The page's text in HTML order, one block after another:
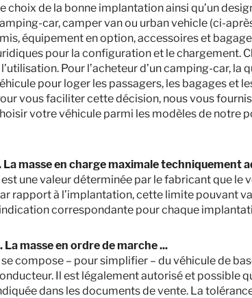
T 570
choix de la bonne implantation ainsi qu’un
car, camper van ou urban vehicle (ci-
équipement en option, accessoires et
pour la configuration et le chargement.
l’utilisation. Pour l’acheteur d’un camping-car,
pour loger les passagers, les bagages et
vous faciliter cette décision, nous vous
votre véhicule parmi les modèles de notre
La masse en charge maximale techniquement
est une valeur déterminée par le fabricant que
rapport à l’implantation, cette limite pouvant
correspondante pour chaque
La masse en ordre de marche ...
se compose – pour simplifier – du véhicule de
Il est légalement autorisé et possible
dans les documents de vente. La